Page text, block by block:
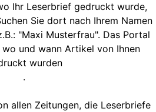
Ihr Leserbrief gedruckt wurde,
Sie dort nach Ihrem Namen
"Maxi Musterfrau". Das Portal
und wann Artikel von Ihnen
wurden
.
allen Zeitungen, die Leserbriefe